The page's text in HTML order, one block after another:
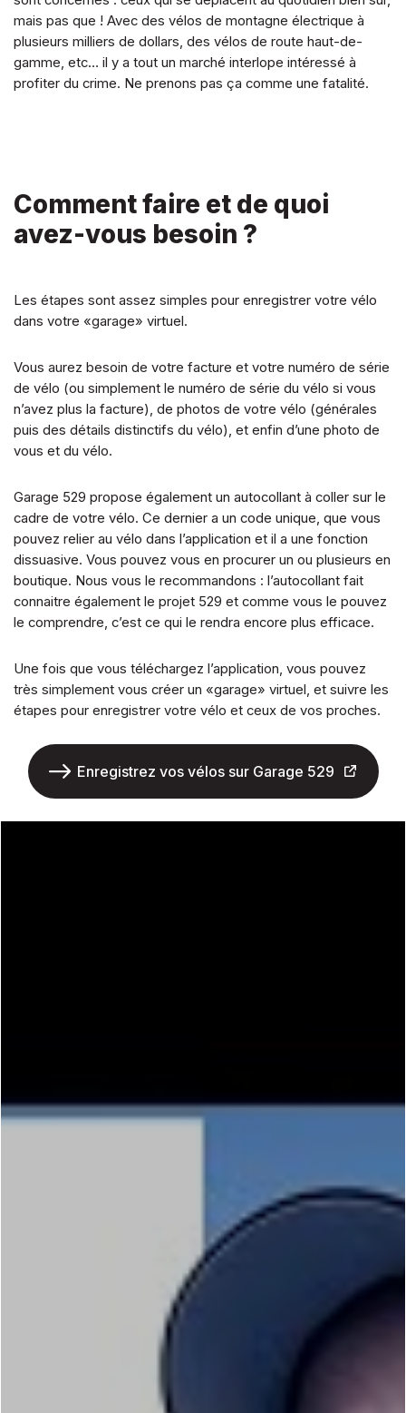
mais pas que ! Avec des vélos de montagne électrique à
plusieurs milliers de dollars, des vélos de route haut-de-
gamme, etc… il y a tout un marché interlope intéressé à
profiter du crime. Ne prenons pas ça comme une fatalité.
Comment faire et de quoi
avez-vous besoin ?
Les étapes sont assez simples pour enregistrer votre vélo
dans votre «garage» virtuel.
Vous aurez besoin de votre facture et votre numéro de série
de vélo (ou simplement le numéro de série du vélo si vous
n’avez plus la facture), de photos de votre vélo (générales
puis des détails distinctifs du vélo), et enfin d’une photo de
vous et du vélo.
Garage 529 propose également un autocollant à coller sur le
cadre de votre vélo. Ce dernier a un code unique, que vous
pouvez relier au vélo dans l’application et il a une fonction
dissuasive. Vous pouvez vous en procurer un ou plusieurs en
boutique. Nous vous le recommandons : l’autocollant fait
connaitre également le projet 529 et comme vous le pouvez
le comprendre, c’est ce qui le rendra encore plus efficace.
Une fois que vous téléchargez l’application, vous pouvez
très simplement vous créer un «garage» virtuel, et suivre les
étapes pour enregistrer votre vélo et ceux de vos proches.
Enregistrez vos vélos sur Garage 529